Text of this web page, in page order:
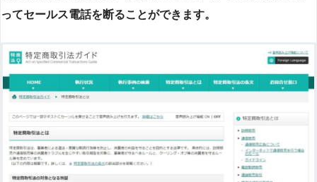
ってセールス電話を断ることができます。